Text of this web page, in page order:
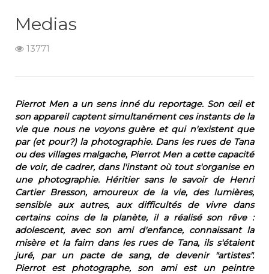
Medias
13771
Pierrot Men a un sens inné du reportage. Son œil et
son appareil captent simultanément ces instants de la
vie que nous ne voyons guère et qui n'existent que
par (et pour?) la photographie. Dans les rues de Tana
ou des villages malgache, Pierrot Men a cette capacité
de voir, de cadrer, dans l'instant où tout s'organise en
une photographie. Héritier sans le savoir de Henri
Cartier Bresson, amoureux de la vie, des lumières,
sensible aux autres, aux difficultés de vivre dans
certains coins de la planète, il a réalisé son rêve :
adolescent, avec son ami d'enfance, connaissant la
misère et la faim dans les rues de Tana, ils s'étaient
juré, par un pacte de sang, de devenir "artistes".
Pierrot est photographe, son ami est un peintre